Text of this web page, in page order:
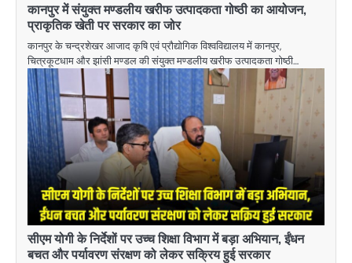
कानपुर में संयुक्त मण्डलीय खरीफ उत्पादकता गोष्ठी का आयोजन,
प्राकृतिक खेती पर सरकार का जोर
कानपुर के चन्द्रशेखर आजाद कृषि एवं प्रौद्योगिक विश्वविद्यालय में कानपुर,
चित्रकूटधाम और झांसी मण्डल की संयुक्त मण्डलीय खरीफ उत्पादकता गोष्ठी…
सीएम योगी के निर्देशों पर उच्च शिक्षा विभाग में बड़ा अभियान, ईंधन
बचत और पर्यावरण संरक्षण को लेकर सक्रिय हुई सरकार